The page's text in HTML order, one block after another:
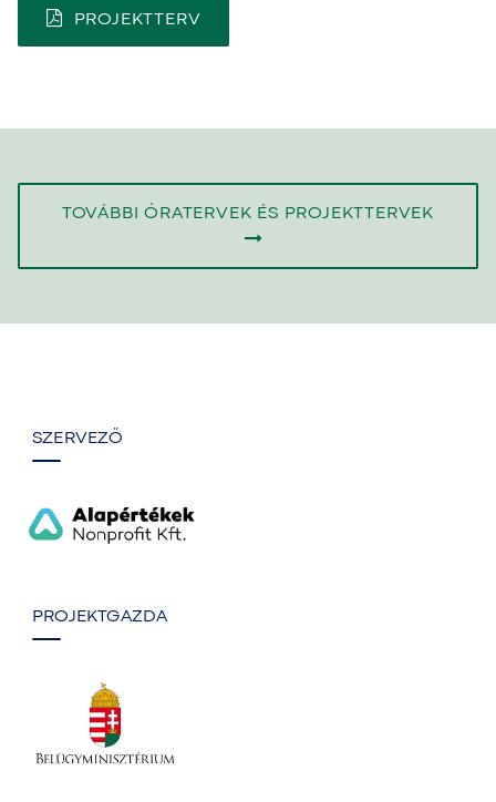
PROJEKTTERV
TOVÁBBI ÓRATERVEK ÉS PROJEKTTERVEK
SZERVEZŐ
PROJEKTGAZDA